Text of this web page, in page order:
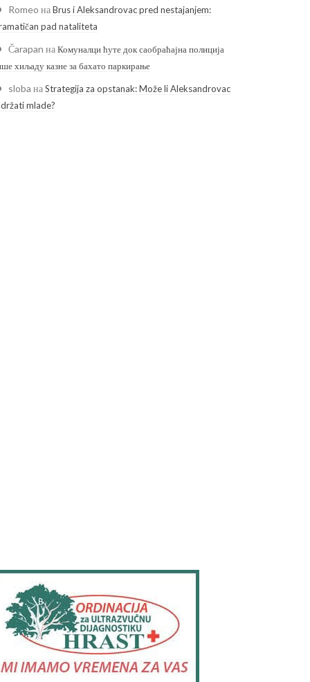
Romeo наBrus i Aleksandrovac pred nestajanjem:
pad nataliteta
Čarapan наКомуналци ћуте док саобраћајна полиција
хиљаду казне за бахато паркирање
sloba наStrategija za opstanak: Može li Aleksandrovac
mlade?